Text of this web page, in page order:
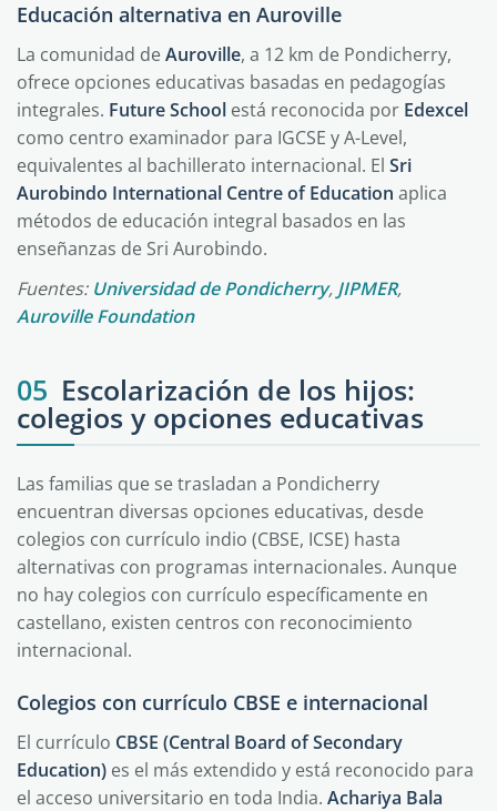
Educación alternativa en Auroville
La comunidad deAuroville, a 12 km de Pondicherry,
ofrece opciones educativas basadas en pedagogías
integrales. Future School está reconocida por Edexcel
como centro examinador para IGCSE y A-Level,
equivalentes al bachillerato internacional. El Sri
Aurobindo International Centre of Education aplica
métodos de educación integral basados en las
enseñanzas de Sri Aurobindo.
Fuentes: Universidad de Pondicherry, JIPMER,
Auroville Foundation
05 Escolarización de los hijos:
colegios y opciones educativas
Las familias que se trasladan a Pondicherry
encuentran diversas opciones educativas, desde
colegios con currículo indio (CBSE, ICSE) hasta
alternativas con programas internacionales. Aunque
no hay colegios con currículo específicamente en
castellano, existen centros con reconocimiento
internacional.
Colegios con currículo CBSE e internacional
El currículo CBSE (Central Board of Secondary
Education) es el más extendido y está reconocido para
el acceso universitario en toda India. Achariya Bala